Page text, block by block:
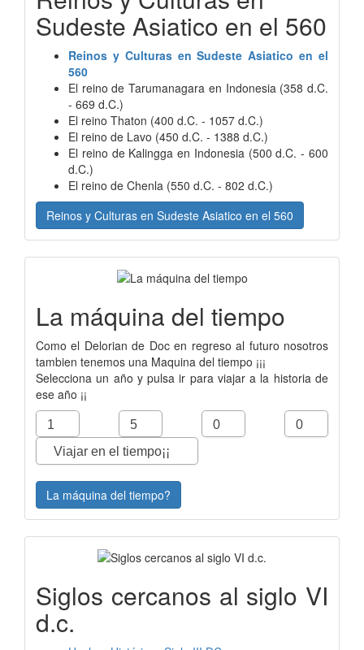
Sudeste Asiatico en el 560
Reinos y Culturas en Sudeste Asiatico en el
560
El reino de Tarumanagara en Indonesia (358 d.C.
- 669 d.C.)
El reino Thaton (400 d.C. - 1057 d.C.)
El reino de Lavo (450 d.C. - 1388 d.C.)
El reino de Kalingga en Indonesia (500 d.C. - 600
d.C.)
El reino de Chenla (550 d.C. - 802 d.C.)
Reinos y Culturas en Sudeste Asiatico en el 560
La máquina del tiempo
Como el Delorian de Doc en regreso al futuro nosotros
tambien tenemos una Maquina del tiempo ¡¡¡
Selecciona un año y pulsa ir para viajar a la historia de
ese año ¡¡
La máquina del tiempo?
Siglos cercanos al siglo VI
d.c.